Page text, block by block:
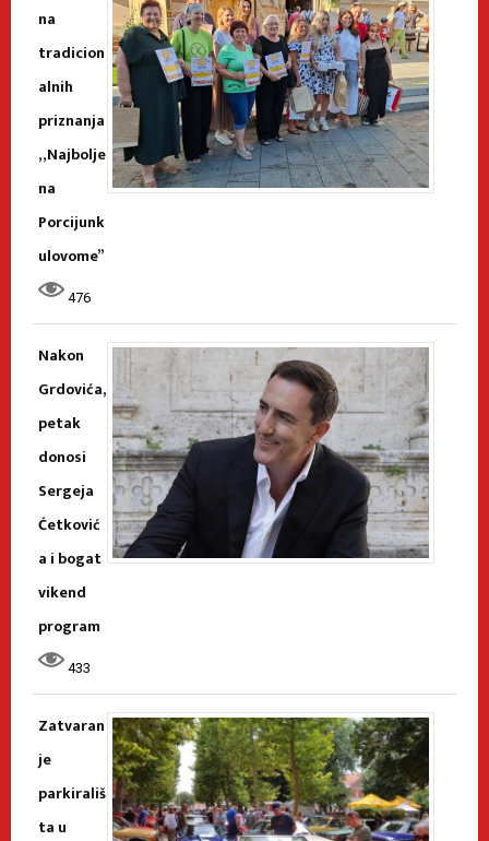
na
tradicion
alnih
priznanja
„Najbolje
na
Porcijunk
ulovome”
476
Nakon
Grdovića,
petak
donosi
Sergeja
Ćetković
a i bogat
vikend
program
433
Zatvaran
je
parkirališ
ta u